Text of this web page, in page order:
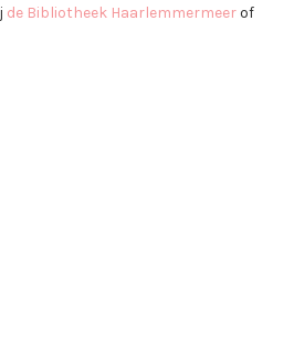
de Bibliotheek Haarlemmermeerof